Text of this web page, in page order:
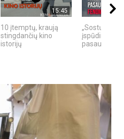
15:45
10 įtemptų, kraują
stingdančių kino
istorijų
„Sostų
įspūdingas
pasaulio